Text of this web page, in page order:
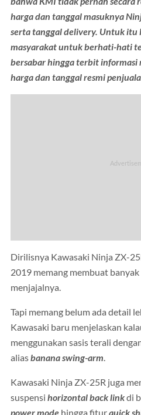
harga dan tanggal masuknya
serta tanggal delivery. Untuk itu
masyarakat untuk berhati-hati
bersabar hingga terbit informasi
harga dan tanggal resmi
Dirilisnya Kawasaki Ninja ZX-
2019 memang membuat
menjajalnya.
Tapi memang belum ada detail
Kawasaki baru menjelaskan
menggunakan sasis terali
aliasbanana swing-arm.
Kawasaki Ninja ZX-25R juga
suspensi horizontal back linkdi
power mode hingga fiturquick